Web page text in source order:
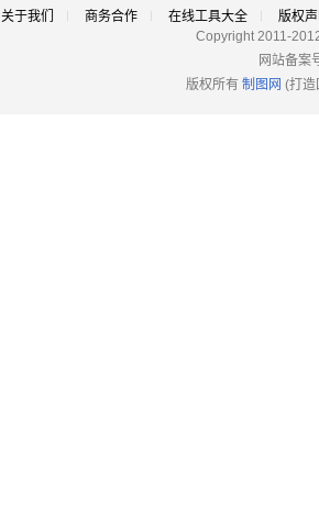
关于我们 商务合作 在线工具大全
版权
Copyright 2011-
网站备案
版权所有 制图网 (打造